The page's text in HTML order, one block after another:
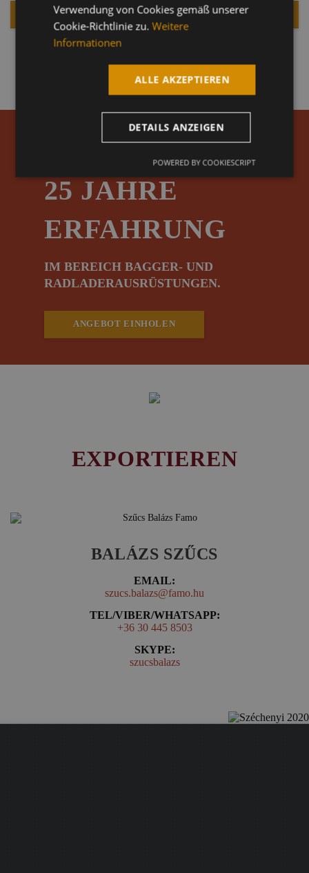
PRODUKTSEITE
ÜBER
25 JAHRE
ERFAHRUNG
IM BEREICH BAGGER- UND
RADLADERAUSRÜSTUNGEN.
ANGEBOT EINHOLEN
EXPORTIEREN
BALÁZS SZŰCS
EMAIL:
szucs.balazs@famo.hu
TEL/VIBER/WHATSAPP:
+36 30 445 8503
SKYPE:
szucsbalazs
Verwendung von Cookies gemäß unserer
Cookie-Richtlinie zu. Weitere
Informationen
ALLE AKZEPTIEREN
DETAILS ANZEIGEN
POWERED BY COOKIESCRIPT